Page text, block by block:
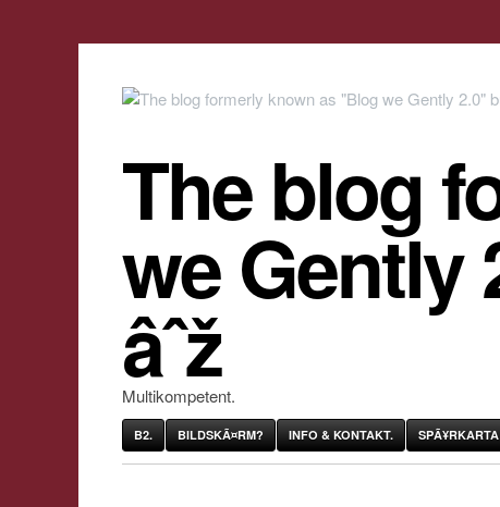
The blog
we Gently
âˆž
Multikompetent.
B2. BILDSKÃ¤RM? INFO & KONTAKT.